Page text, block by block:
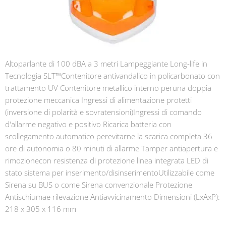
Altoparlante di 100 dBA a 3 metri Lampeggiante Long-life in
Tecnologia SLT™Contenitore antivandalico in policarbonato con
trattamento UV Contenitore metallico interno peruna doppia
protezione meccanica Ingressi di alimentazione protetti
(inversione di polarità e sovratensioni)Ingressi di comando
d'allarme negativo e positivo Ricarica batteria con
scollegamento automatico perevitarne la scarica completa 36
ore di autonomia o 80 minuti di allarme Tamper antiapertura e
rimozionecon resistenza di protezione linea integrata LED di
stato sistema per inserimento/disinserimentoUtilizzabile come
Sirena su BUS o come Sirena convenzionale Protezione
Antischiumae rilevazione Antiavvicinamento Dimensioni (LxAxP):
218 x 305 x 116 mm